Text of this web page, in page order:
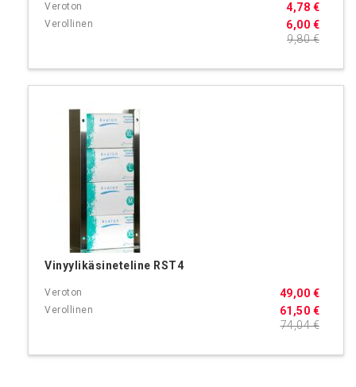
6,00 €
4,78 €
9,80 €
Vinyylikäsineteline RST4
61,50 €
49,00 €
74,04 €